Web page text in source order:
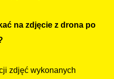
na zdjęcie z drona po
zdjęć wykonanych